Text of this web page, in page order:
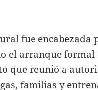
fue
el arranque formal
que reunió a
familias y